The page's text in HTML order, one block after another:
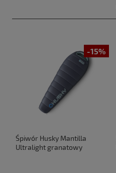
-15%
Śpiwór Husky Mantilla
Ultralight granatowy